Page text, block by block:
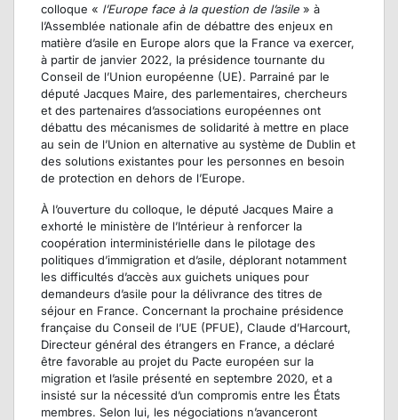
colloque « l’Europe face à la question de l’asile » à
l’Assemblée nationale afin de débattre des enjeux en
matière d’asile en Europe alors que la France va exercer,
à partir de janvier 2022, la présidence tournante du
Conseil de l’Union européenne (UE). Parrainé par le
député Jacques Maire, des parlementaires, chercheurs
et des partenaires d’associations européennes ont
débattu des mécanismes de solidarité à mettre en place
au sein de l’Union en alternative au système de Dublin et
des solutions existantes pour les personnes en besoin
de protection en dehors de l’Europe.
À l’ouverture du colloque, le député Jacques Maire a
exhorté le ministère de l’Intérieur à renforcer la
coopération interministérielle dans le pilotage des
politiques d’immigration et d’asile, déplorant notamment
les difficultés d’accès aux guichets uniques pour
demandeurs d’asile pour la délivrance des titres de
séjour en France. Concernant la prochaine présidence
française du Conseil de l’UE (PFUE), Claude d’Harcourt,
Directeur général des étrangers en France, a déclaré
être favorable au projet du Pacte européen sur la
migration et l’asile présenté en septembre 2020, et a
insisté sur la nécessité d’un compromis entre les États
membres. Selon lui, les négociations n’avanceront